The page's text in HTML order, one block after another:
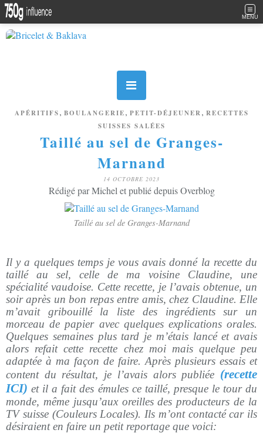
MENU
APÉRITIFS, BOULANGERIE, PETIT-DÉJEUNER, RECETTES
SUISSES SALÉES
Taillé au sel de Granges-
Marnand
14 OCTOBRE 2023
Rédigé par Michel et publié depuis Overblog
Taillé au sel de Granges-Marnand
Il y a quelques temps je vous avais donné la recette du
taillé au sel, celle de ma voisine Claudine, une
spécialité vaudoise. Cette recette, je l’avais obtenue, un
soir après un bon repas entre amis, chez Claudine. Elle
m’avait gribouillé la liste des ingrédients sur un
morceau de papier avec quelques explications orales.
Quelques semaines plus tard je m’étais lancé et avais
alors refait cette recette chez moi mais quelque peu
adaptée à ma façon de faire. Après plusieurs essais et
content du résultat, je l’avais alors publiée (recette
ICI) et il a fait des émules ce taillé, presque le tour du
monde, même jusqu’aux oreilles des producteurs de la
TV suisse (Couleurs Locales). Ils m’ont contacté car ils
désiraient en faire un petit reportage que voici: